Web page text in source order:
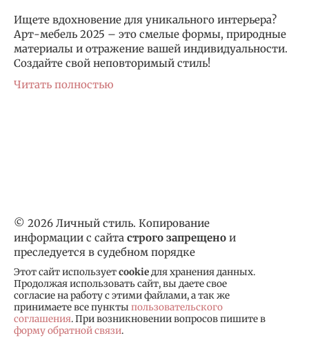
Ищете вдохновение для уникального интерьера?
Арт-мебель 2025 – это смелые формы, природные
материалы и отражение вашей индивидуальности.
Создайте свой неповторимый стиль!
Читать полностью
© 2026 Личный стиль. Копирование
информации с сайта строго запрещено и
преследуется в судебном порядке
Этот сайт используетcookieдля хранения данных.
Продолжая использовать сайт, вы даете свое
согласие на работу с этими файлами, а так же
принимаете все пункты пользовательского
соглашения. При возникновении вопросов пишите в
форму обратной связи.